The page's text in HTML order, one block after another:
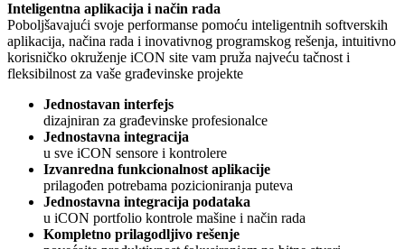
Inteligentna aplikacija i način rada
Poboljšavajući svoje performanse pomoću inteligentnih softverskih
aplikacija, načina rada i inovativnog programskog rešenja, intuitivno
korisničko okruženje iCON site vam pruža najveću tačnost i
fleksibilnost za vaše građevinske projekte
Jednostavan interfejs
dizajniran za građevinske profesionalce
Jednostavna integracija
u sve iCON sensore i kontrolere
Izvanredna funkcionalnost aplikacije
prilagođen potrebama pozicioniranja puteva
Jednostavna integracija podataka
u iCON portfolio kontrole mašine i način rada
Kompletno prilagodljivo rešenje